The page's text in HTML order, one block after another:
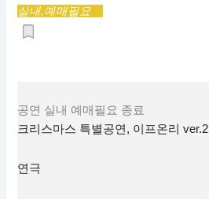
실내,예매필요
공연 실내 예매필요 종료
크리스마스 특별공연, 이프온리 ver.2
연극